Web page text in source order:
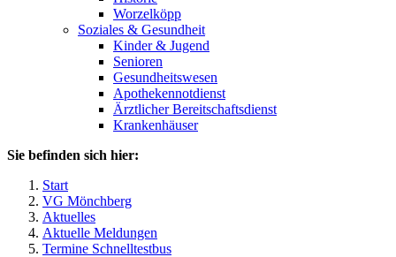
Worzelköpp
Soziales & Gesundheit
Kinder & Jugend
Senioren
Gesundheitswesen
Apothekennotdienst
Ärztlicher Bereitschaftsdienst
Krankenhäuser
Sie befinden sich hier:
Start
VG Mönchberg
Aktuelles
Aktuelle Meldungen
Termine Schnelltestbus